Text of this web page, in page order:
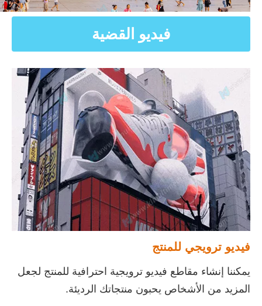
فيديو القضية
فيديو ترويجي للمنتج
يمكننا إنشاء مقاطع فيديو ترويجية احترافية للمنتج لجعل
المزيد من الأشخاص يحبون منتجاتك الرديئة.